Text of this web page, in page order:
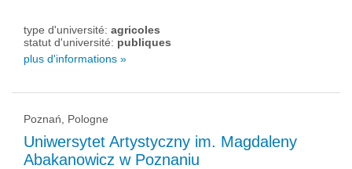
type d'université: agricoles
statut d'université: publiques
plus d'informations »
Poznań, Pologne
Uniwersytet Artystyczny im. Magdaleny
Abakanowicz w Poznaniu